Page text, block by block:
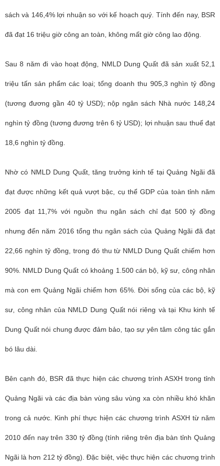
sách và 146,4% lợi nhuận so với kế hoạch quý. Tính đến nay, BSR
đã đạt 16 triệu giờ công an toàn, không mất giờ công lao động.
Sau 8 năm đi vào hoạt động, NMLD Dung Quất đã sản xuất 52,1
triệu tấn sản phẩm các loại; tổng doanh thu 905,3 nghìn tỷ đồng
(tương đương gần 40 tỷ USD); nộp ngân sách Nhà nước 148,24
nghìn tỷ đồng (tương đương trên 6 tỷ USD); lợi nhuận sau thuế đạt
18,6 nghìn tỷ đồng.
Nhờ có NMLD Dung Quất, tăng trưởng kinh tế tại Quảng Ngãi đã
đạt được những kết quả vượt bậc, cụ thể GDP của toàn tỉnh năm
2005 đạt 11,7% với nguồn thu ngân sách chỉ đạt 500 tỷ đồng
nhưng đến năm 2016 tổng thu ngân sách của Quảng Ngãi đã đạt
22,66 nghìn tỷ đồng, trong đó thu từ NMLD Dung Quất chiếm hơn
90%. NMLD Dung Quất có khoảng 1.500 cán bộ, kỹ sư, công nhân
mà con em Quảng Ngãi chiếm hơn 65%. Đời sống của các bộ, kỹ
sư, công nhân của NMLD Dung Quất nói riêng và tại Khu kinh tế
Dung Quất nói chung được đảm bảo, tạo sự yên tâm công tác gắn
bó lâu dài.
Bên cạnh đó, BSR đã thực hiện các chương trình ASXH trong tỉnh
Quảng Ngãi và các địa bàn vùng sâu vùng xa còn nhiều khó khăn
trong cả nước. Kinh phí thực hiện các chương trình ASXH từ năm
2010 đến nay trên 330 tỷ đồng (tính riêng trên địa bàn tỉnh Quảng
Ngãi là hơn 212 tỷ đồng). Đặc biệt, việc thực hiện các chương trình